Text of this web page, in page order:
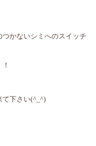
かないシミへのスイッチ
て下さい(^_^)